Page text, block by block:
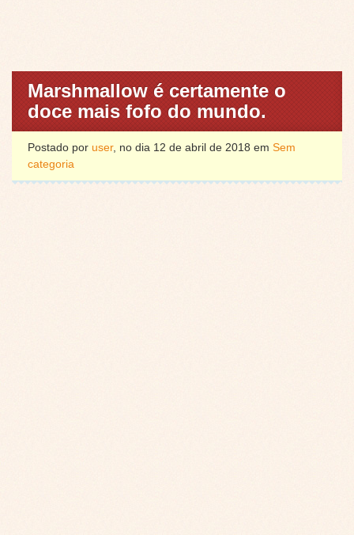
Marshmallow é certamente o
doce mais fofo do mundo.
Postado por user, no dia 12 de abril de 2018 em Sem
categoria